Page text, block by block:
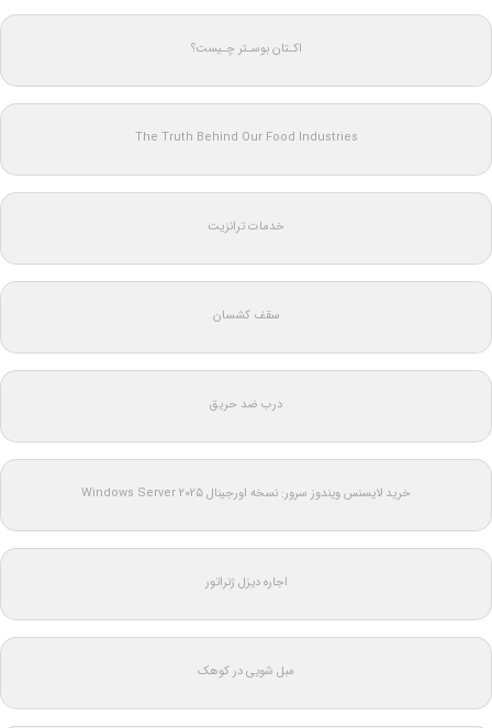
اکـتان بوسـتر چـیست؟
The Truth Behind Our Food Industries
خدمات ترانزیت
سقف کشسان
درب ضد حریق
خرید لایسنس ویندوز سرور: نسخه اورجینال Windows Server 2025
اجاره دیزل ژنراتور
مبل شویی در کوهک